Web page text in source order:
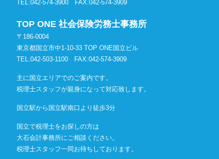
TEL:042-574-3900 FAX:042-574-3909
TOP ONE 社会保険労務士事務所
〒186-0004
東京都国立市中1-10-33 TOP ONE国立ビル
TEL:042-503-1100 FAX:042-574-3909
主に国立エリアでのご案内です。
税理士スタッフが親身になって対応致します。
国立駅から国立駅南口より徒歩3分
国立で税理士をお探しの方は
大石会計事務所にご相談ください。
税理士スタッフ一同お待ちしております。